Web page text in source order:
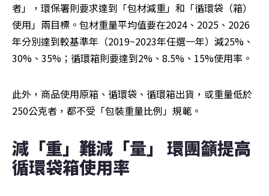
者」，環保署則要求達到「包材減重」和「循環袋（箱）
使用」兩目標。包材重量平均值要在2024、2025、2026
年分別達到較基準年（2019~2023年任選一年）減25%、
30%、35%；循環箱則要達到2%、8.5%、15%使用率。
此外，商品使用原箱、循環袋、循環箱出貨，或重量低於
250公克者，都不受「包裝重量比例」規範。
減「重」難減「量」 環團籲提高
循環袋箱使用率